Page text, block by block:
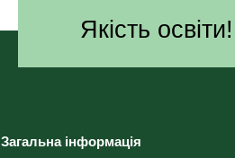
Якість
Загальна інформація